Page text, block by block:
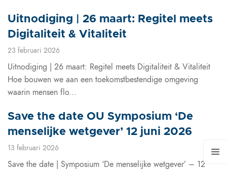
Uitnodiging | 26 maart: Regitel meets
Digitaliteit & Vitaliteit
23 februari 2026
Uitnodiging | 26 maart: Regitel meets Digitaliteit & Vitaliteit
Hoe bouwen we aan een toekomstbestendige omgeving
waarin mensen flo...
Save the date OU Symposium ‘De
menselijke wetgever’ 12 juni 2026
13 februari 2026
Save the date | Symposium ‘De menselijke wetgever’ – 12